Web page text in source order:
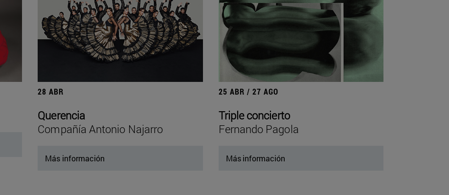
28 ABR
Querencia
Compañía Antonio Najarro
Más información
25 ABR / 27 AGO
Triple concierto
Fernando Pagola
Más información